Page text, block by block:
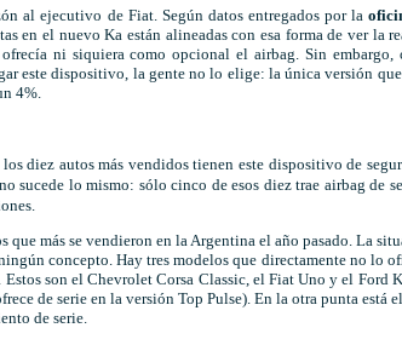
al ejecutivo de Fiat. Según datos entregados por la
en el nuevo Ka están alineadas con esa forma de ver la
ni siquiera como opcional el airbag. Sin embargo,
este dispositivo, la gente no lo elige: la única versión
4%.
diez autos más vendidos tienen este dispositivo de
sucede lo mismo: sólo cinco de esos diez trae airbag de
que más se vendieron en la Argentina el año pasado. La
concepto. Hay tres modelos que directamente no lo
son el Chevrolet Corsa Classic, el Fiat Uno y el Ford
de serie en la versión Top Pulse). En la otra punta está
de serie.